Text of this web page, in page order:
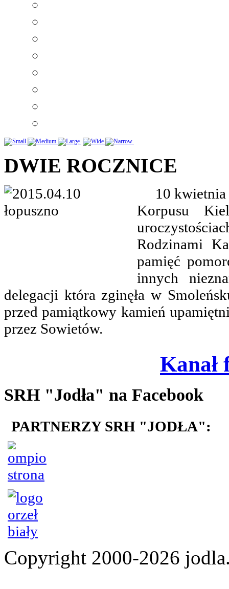
DWIE ROCZNICE
10 kwietnia
Korpusu
Rodzinami
pamięć
innych
delegacji która zginęła w
przed pamiątkowy kamień
przez Sowietów.
SRH "Jodła" na Facebook
PARTNERZY SRH "JODŁA":
Copyright 2000-2026